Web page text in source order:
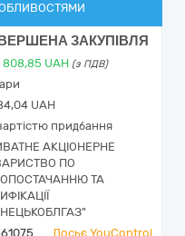
ЗАКУПІВЛЯ
808,85 UAH (з ПДВ)
UAH
придбання
АКЦІОНЕРНЕ
ПО
ТА
Досьє YouControl